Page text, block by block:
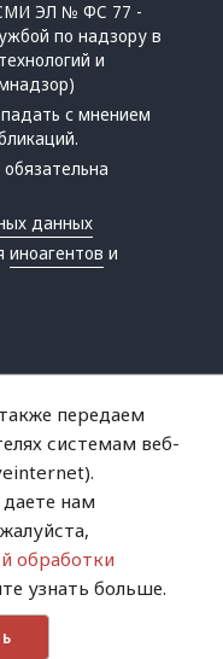
СМИ ЭЛ № ФС 77 -
по надзору в
и
с мнением
данных
иноагентов и
передаем
системам веб-
нам
обработки
узнать больше.